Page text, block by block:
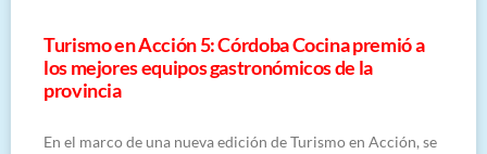
Turismo en Acción 5: Córdoba Cocina premió a
los mejores equipos gastronómicos de la
provincia
En el marco de una nueva edición de Turismo en Acción, se